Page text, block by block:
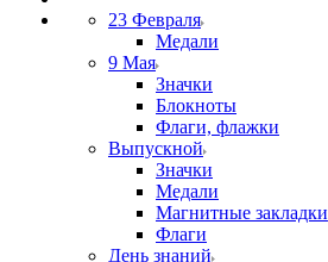
23 Февраля
Медали
9 Мая
Значки
Блокноты
Флаги, флажки
Выпускной
Значки
Медали
Магнитные закладки
Флаги
День знаний